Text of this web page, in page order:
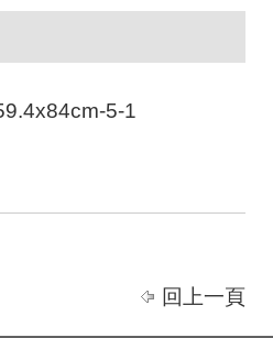
5-1
回上一頁